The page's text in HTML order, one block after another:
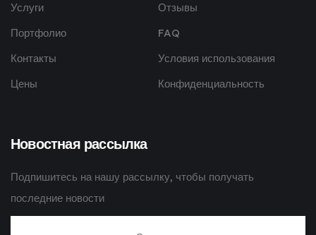
Услуги
Отзывы
Портфолио
FAQ
Контакты
Условия использования
Цены
Конфиденциальность
Новостная рассылка
Подпишитесь на нашу рассылку, чтобы получать
последние новости